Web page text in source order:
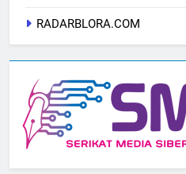
RADARBLORA.COM